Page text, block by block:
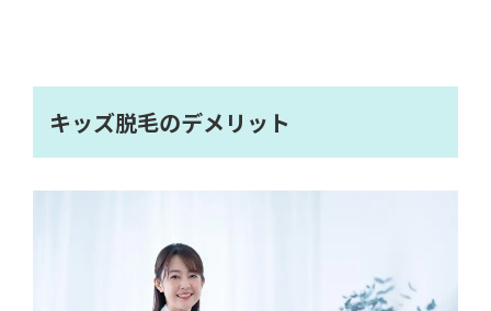
キッズ脱毛のデメリット